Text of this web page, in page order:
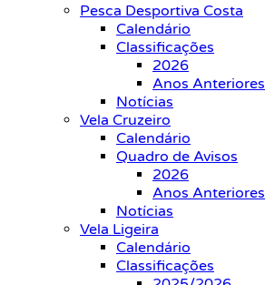
Pesca Desportiva Costa
Calendário
Classificações
2026
Anos Anteriores
Notícias
Vela Cruzeiro
Calendário
Quadro de Avisos
2026
Anos Anteriores
Notícias
Vela Ligeira
Calendário
Classificações